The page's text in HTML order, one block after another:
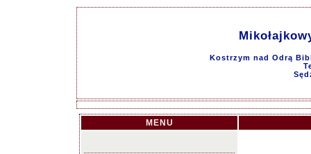
Kostrzym nad Odrą
MENU